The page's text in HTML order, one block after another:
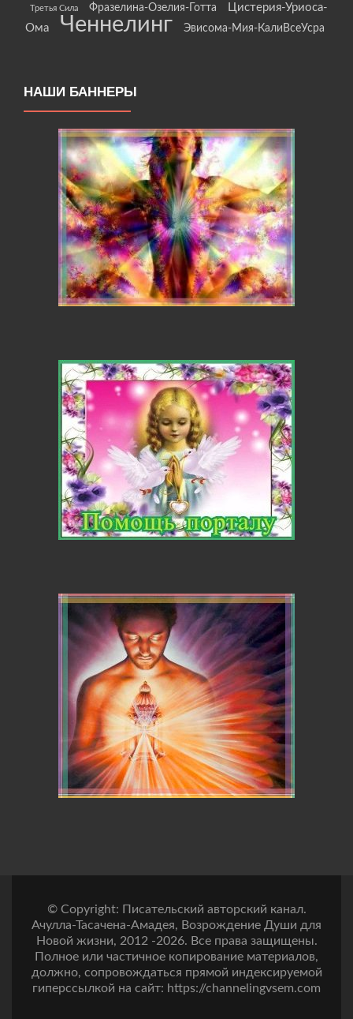
Третья Сила Фразелина-Озелия-Готта
Цистерия-Уриоса-
Ома
Ченнелинг Эвисома-Мия-КалиВсеУсра
НАШИ БАННЕРЫ
© Copyright: Писательский авторский канал.
Ачулла-Тасачена-Амадея, Возрождение Души для
Новой жизни, 2012 -2026. Все права защищены.
Полное или частичное копирование материалов,
должно, сопровождаться прямой индексируемой
гиперссылкой на сайт: https://channelingvsem.com